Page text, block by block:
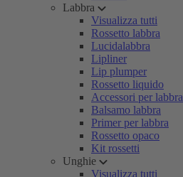
Labbra
Visualizza tutti
Rossetto labbra
Lucidalabbra
Lipliner
Lip plumper
Rossetto liquido
Accessori per labbra
Balsamo labbra
Primer per labbra
Rossetto opaco
Kit rossetti
Unghie
Visualizza tutti